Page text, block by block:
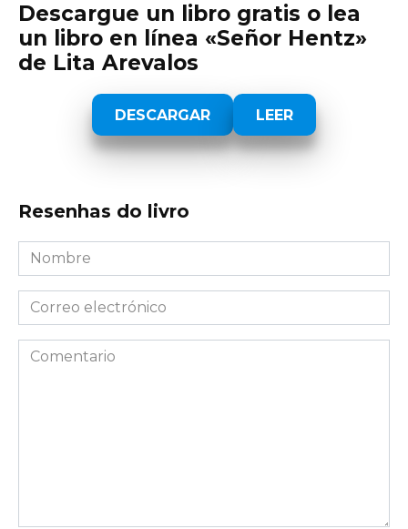
Descargue un libro gratis o lea
un libro en línea «Señor Hentz»
de Lita Arevalos
DESCARGAR LEER
Resenhas do livro
Nombre
*
Correo
electrónico
*Comentario